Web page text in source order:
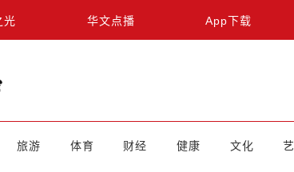
光 华文点播 App下载
旅游 体育 财经 健康 文化